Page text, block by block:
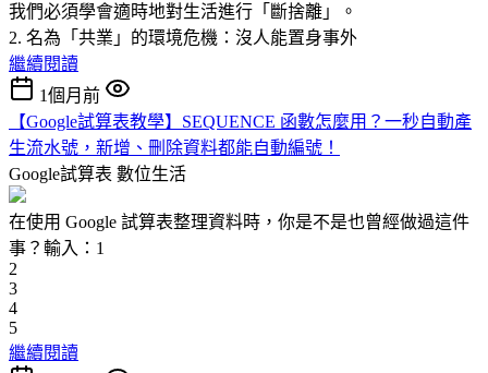
我們必須學會適時地對生活進行「斷捨離」。
2. 名為「共業」的環境危機：沒人能置身事外
繼續閱讀
1個月前
【Google試算表教學】SEQUENCE 函數怎麼用？一秒自動產
生流水號，新增、刪除資料都能自動編號！
Google試算表 數位生活
在使用 Google 試算表整理資料時，你是不是也曾經做過這件
事？輸入：1
2
3
4
5
繼續閱讀